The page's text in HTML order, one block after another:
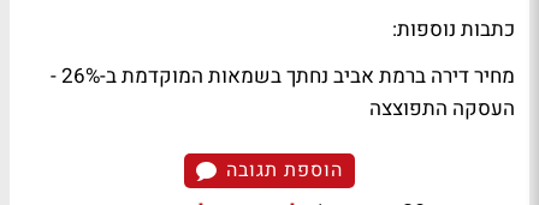
כתבות נוספות:
מחיר דירה ברמת אביב נחתך בשמאות המוקדמת ב-26% -
העסקה התפוצצה
הוספת תגובה